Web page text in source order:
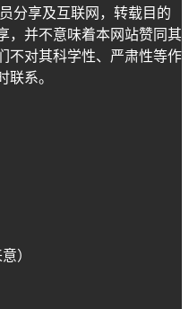
分享及互联网，转载目的
，并不意味着本网站赞同其
不对其科学性、严肃性等作
联系。
）